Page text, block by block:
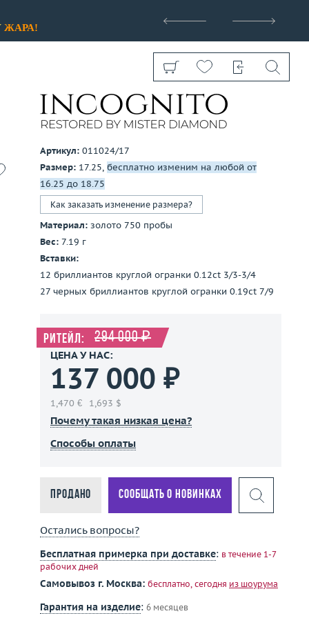
ЖАРА!
Показать все
Артикул: 011024/17
Размер: 17.25, бесплатно изменим на любой от
16.25 до 18.75
Как заказать изменение размера?
Материал: золото 750 пробы
Вес: 7.19 г
Вставки:
12 бриллиантов круглой огранки 0.12ct 3/3-3/4
27 черных бриллиантов круглой огранки 0.19ct 7/9
Ритейл: 294 000 ₽
ЦЕНА У НАС:
137 000 ₽
1,470 € 1,693 $
Почему такая низкая цена?
Способы оплаты
Продано Сообщать о новинках
Остались вопросы?
Бесплатная примерка при доставке: в течение 1-7
рабочих дней
Самовывоз г. Москва: бесплатно, сегодня из шоурума
Гарантия на изделие: 6 месяцев